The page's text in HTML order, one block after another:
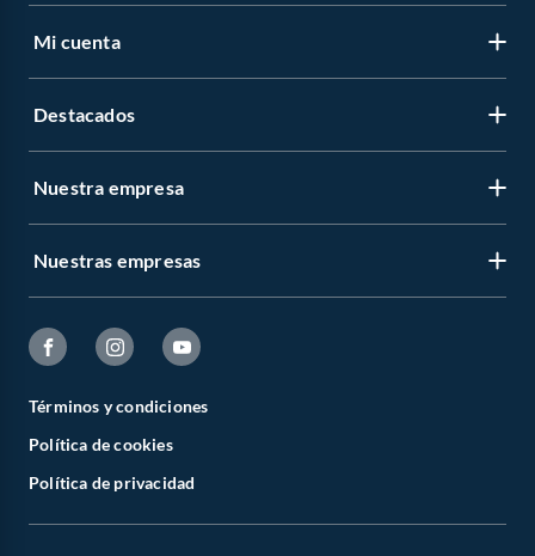
Mi cuenta
Destacados
Nuestra empresa
Nuestras empresas
Términos y condiciones
Política de cookies
Política de privacidad